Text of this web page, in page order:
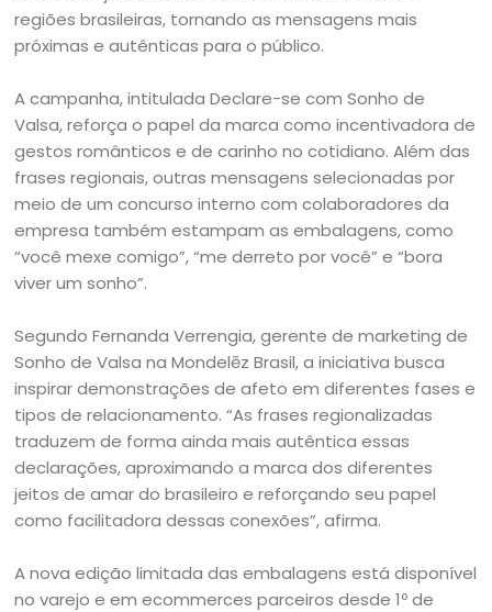
regiões brasileiras, tornando as mensagens mais
próximas e autênticas para o público.
A campanha, intitulada Declare-se com Sonho de
Valsa, reforça o papel da marca como incentivadora de
gestos românticos e de carinho no cotidiano. Além das
frases regionais, outras mensagens selecionadas por
meio de um concurso interno com colaboradores da
empresa também estampam as embalagens, como
“você mexe comigo”, “me derreto por você” e “bora
viver um sonho”.
Segundo Fernanda Verrengia, gerente de marketing de
Sonho de Valsa na Mondelēz Brasil, a iniciativa busca
inspirar demonstrações de afeto em diferentes fases e
tipos de relacionamento. “As frases regionalizadas
traduzem de forma ainda mais autêntica essas
declarações, aproximando a marca dos diferentes
jeitos de amar do brasileiro e reforçando seu papel
como facilitadora dessas conexões”, afirma.
A nova edição limitada das embalagens está disponível
no varejo e em ecommerces parceiros desde 1º de